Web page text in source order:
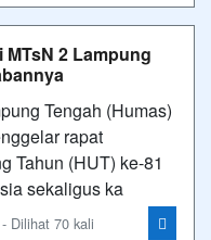
MTsN 2 Lampung
Tengah (Humas)
rapat
Tahun (HUT) ke-81
sekaligus ka
Dilihat 70 kali